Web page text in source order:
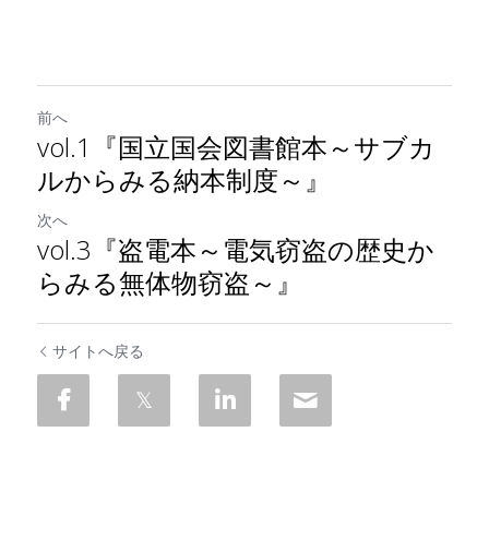
前へ
vol.1『国立国会図書館本～サブカ
ルからみる納本制度～』
次へ
vol.3『盗電本～電気窃盗の歴史か
らみる無体物窃盗～』
サイトへ戻る